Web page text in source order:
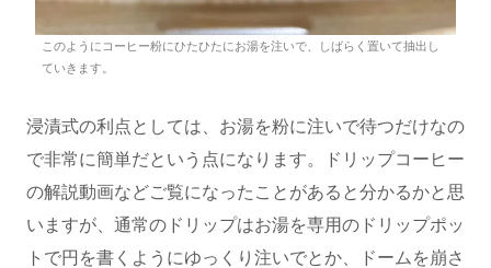
このようにコーヒー粉にひたひたにお湯を注いで、しばらく置いて抽出し
ていきます。
浸漬式の利点としては、お湯を粉に注いで待つだけなの
で非常に簡単だという点になります。ドリップコーヒー
の解説動画などご覧になったことがあると分かるかと思
いますが、通常のドリップはお湯を専用のドリップポッ
トで円を書くようにゆっくり注いでとか、ドームを崩さ